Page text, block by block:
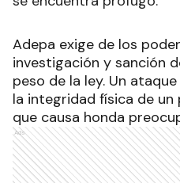
Adepa exige de los
investigación y sanción
peso de la ley. Un
la integridad física de
que causa honda
Ads